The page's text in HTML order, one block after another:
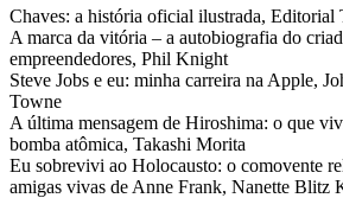
Chaves: a história oficial ilustrada, Editorial
A marca da vitória – a autobiografia do
empreendedores, Phil Knight
Steve Jobs e eu: minha carreira na Apple,
Towne
A última mensagem de Hiroshima: o que
bomba atômica, Takashi Morita
Eu sobrevivi ao Holocausto: o comovente
amigas vivas de Anne Frank, Nanette Blitz